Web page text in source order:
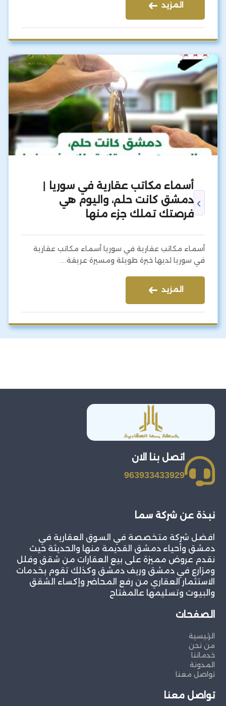
المزيد
أسماء مكاتب عقارية في سوريا |
دمشق كانت حلم، واليوم هي
فرصتك تملك جزء منها
أسماء مكاتب عقارية في سوريا أسماء مكاتب عقارية
في سوريا لديها خبرة طويلة ومسيرة عريقة…
المزيد
اتصل بنا الان
963933433929
نبذة عن شركة سما
افضل شركة متخصصة في السوق العقارية في
دمشق وأحياء دمشق القديمة منها والحديثة حيث
نقدم عروض مميزة على بيع العقارات من شقق وفلل
ومزارع في دمشق وريف دمشق وكذلك تقوم بخدمات
الاستثمار العقاري من رفع المحاضر وإكساء الشقق
والبيوت وتسليمها عالمفتاح
الصفحات
الرئيسية
من نحن
خدماتنا
المدونة
تواصل معنا
تواصل معنا